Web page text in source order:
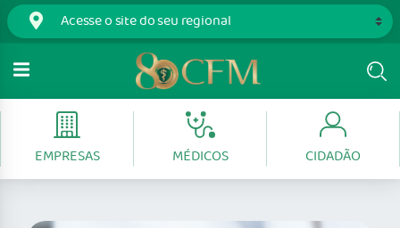
EMPRESAS MÉDICOS CIDADÃO